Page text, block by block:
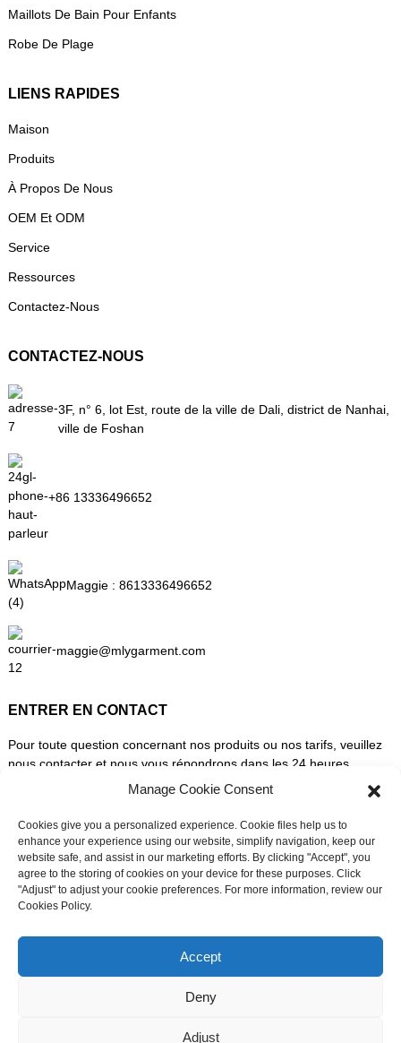
Discutez avec nous maintenant
Maillots De Bain Pour Enfants
Robe De Plage
LIENS RAPIDES
Maison
Produits
À Propos De Nous
OEM Et ODM
Service
Ressources
Contactez-Nous
CONTACTEZ-NOUS
3F, n° 6, lot Est, route de la ville de Dali, district de Nanhai,
ville de Foshan
+86 13336496652
Maggie : 8613336496652
maggie@mlygarment.com
ENTRER EN CONTACT
Pour toute question concernant nos produits ou nos tarifs, veuillez
nous contacter et nous vous répondrons dans les 24 heures.
DEMANDEZ UN DEVIS DÈS MAINTENANT
SUIVEZ-NOUS SUR LES RÉSEAUX SOCIAUX
Manage Cookie Consent
Cookies give you a personalized experience. Cookie files help us to
enhance your experience using our website, simplify navigation, keep our
website safe, and assist in our marketing efforts. By clicking "Accept", you
agree to the storing of cookies on your device for these purposes. Click
"Adjust" to adjust your cookie preferences. For more information, review our
Cookies Policy.
Accept
Deny
Adjust